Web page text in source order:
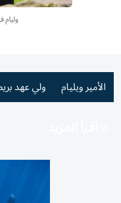
الأمير ويليام ولي عهد